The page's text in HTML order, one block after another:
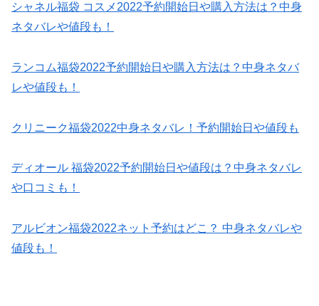
シャネル福袋 コスメ2022予約開始日や購入方法は？中身
ネタバレや値段も！
ランコム福袋2022予約開始日や購入方法は？中身ネタバ
レや値段も！
クリニーク福袋2022中身ネタバレ！予約開始日や値段も
ディオール 福袋2022予約開始日や値段は？中身ネタバレ
や口コミも！
アルビオン福袋2022ネット予約はどこ？ 中身ネタバレや
値段も！